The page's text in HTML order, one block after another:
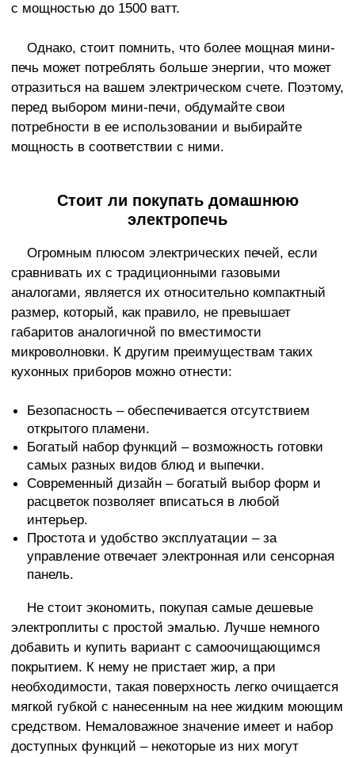
с мощностью до 1500 ватт.
Однако, стоит помнить, что более мощная мини-
печь может потреблять больше энергии, что может
отразиться на вашем электрическом счете. Поэтому,
перед выбором мини-печи, обдумайте свои
потребности в ее использовании и выбирайте
мощность в соответствии с ними.
Стоит ли покупать домашнюю
электропечь
Огромным плюсом электрических печей, если
сравнивать их с традиционными газовыми
аналогами, является их относительно компактный
размер, который, как правило, не превышает
габаритов аналогичной по вместимости
микроволновки. К другим преимуществам таких
кухонных приборов можно отнести:
Безопасность – обеспечивается отсутствием
открытого пламени.
Богатый набор функций – возможность готовки
самых разных видов блюд и выпечки.
Современный дизайн – богатый выбор форм и
расцветок позволяет вписаться в любой
интерьер.
Простота и удобство эксплуатации – за
управление отвечает электронная или сенсорная
панель.
Не стоит экономить, покупая самые дешевые
электроплиты с простой эмалью. Лучше немного
добавить и купить вариант с самоочищающимся
покрытием. К нему не пристает жир, а при
необходимости, такая поверхность легко очищается
мягкой губкой с нанесенным на нее жидким моющим
средством. Немаловажное значение имеет и набор
доступных функций – некоторые из них могут